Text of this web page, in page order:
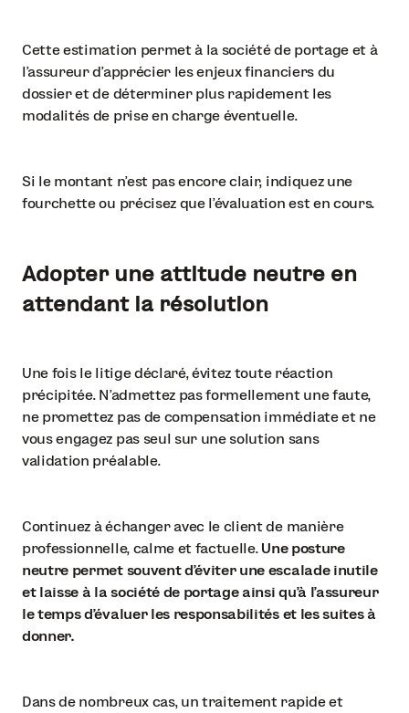
Cette estimation permet à la société de portage et à
l’assureur d’apprécier les enjeux financiers du
dossier et de déterminer plus rapidement les
modalités de prise en charge éventuelle.
Si le montant n’est pas encore clair, indiquez une
fourchette ou précisez que l’évaluation est en cours.
Adopter une attitude neutre en
attendant la résolution
Une fois le litige déclaré, évitez toute réaction
précipitée. N’admettez pas formellement une faute,
ne promettez pas de compensation immédiate et ne
vous engagez pas seul sur une solution sans
validation préalable.
Continuez à échanger avec le client de manière
professionnelle, calme et factuelle. Une posture
neutre permet souvent d’éviter une escalade inutile
et laisse à la société de portage ainsi qu’à l’assureur
le temps d’évaluer les responsabilités et les suites à
donner.
Dans de nombreux cas, un traitement rapide et